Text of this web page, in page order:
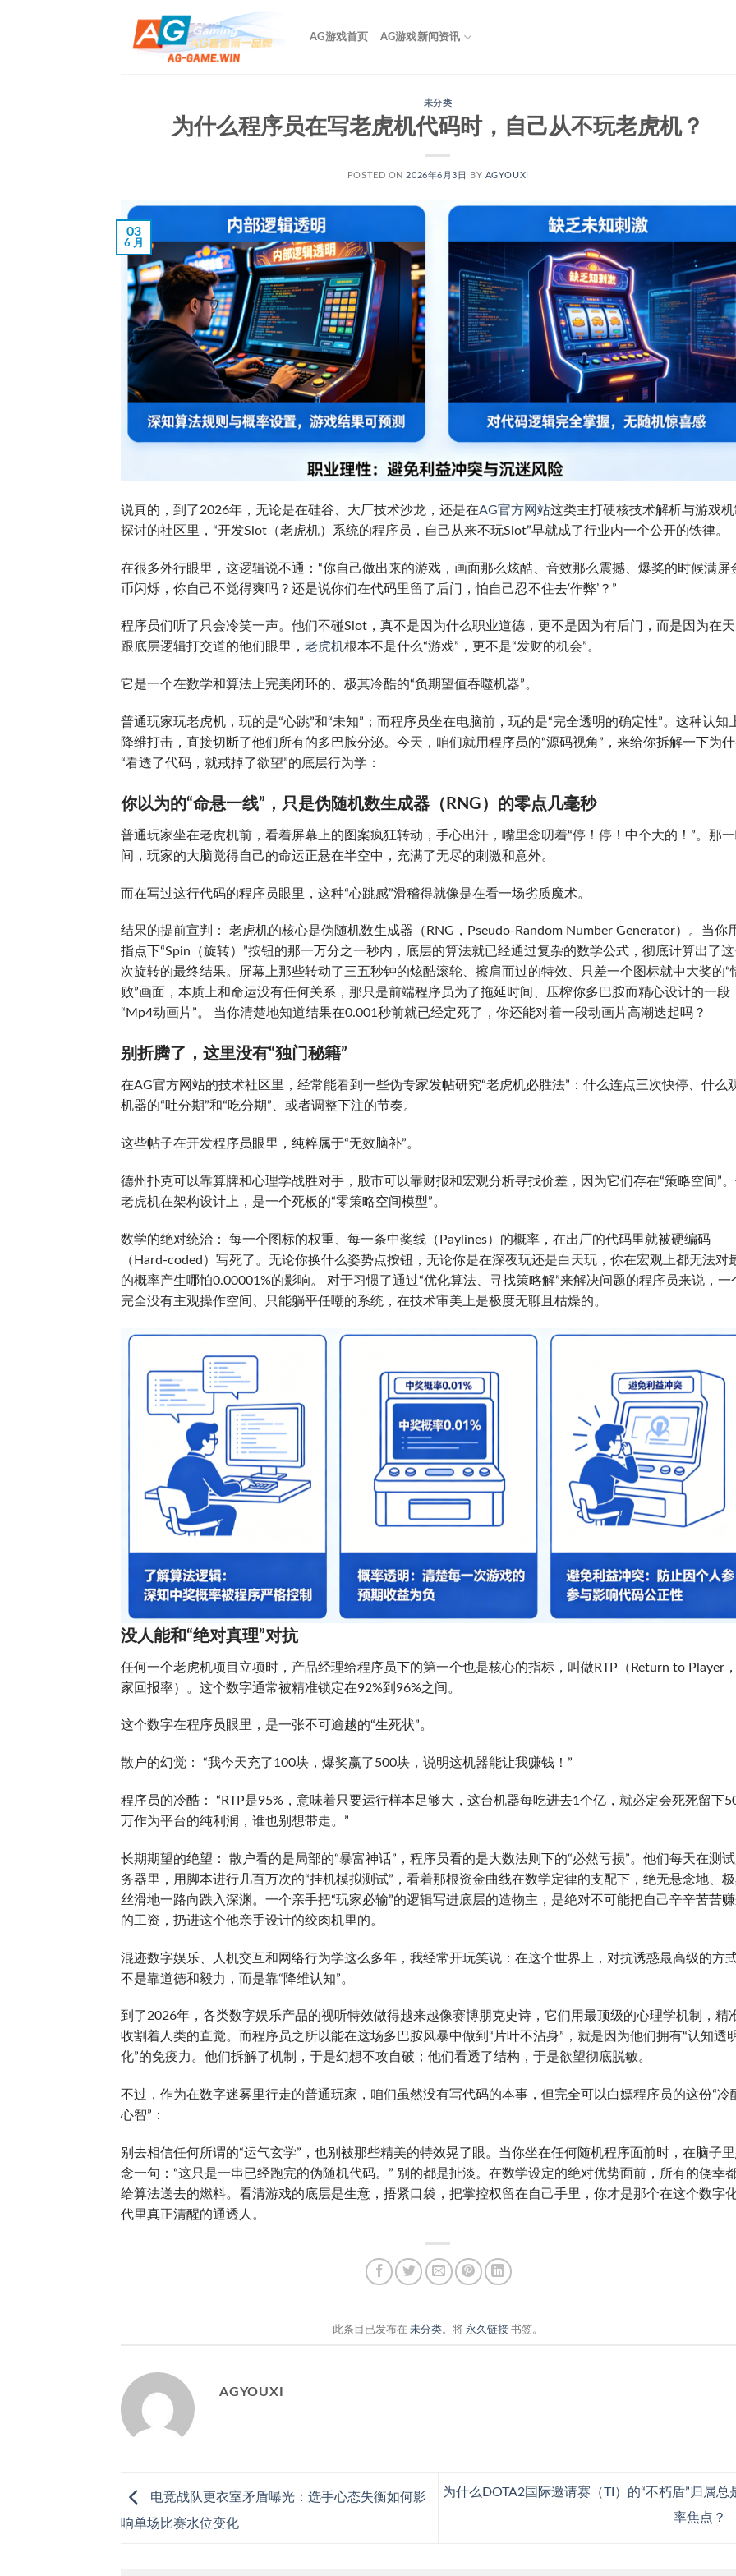
AG游戏首页 AG游戏新闻资讯
未分类
为什么程序员在写老虎机代码时，自己从不玩老虎机？
POSTED ON 2026年6月3日 BY AGYOUXI
03
6 月
说真的，到了2026年，无论是在硅谷、大厂技术沙龙，还是在AG官方网站这类主打硬核技术解析与游戏
探讨的社区里，“开发Slot（老虎机）系统的程序员，自己从来不玩Slot”早就成了行业内一个公开的铁律。
在很多外行眼里，这逻辑说不通：“你自己做出来的游戏，画面那么炫酷、音效那么震撼、爆奖的时候满屏
币闪烁，你自己不觉得爽吗？还是说你们在代码里留了后门，怕自己忍不住去‘作弊’？”
程序员们听了只会冷笑一声。他们不碰Slot，真不是因为什么职业道德，更不是因为有后门，而是因为在
跟底层逻辑打交道的他们眼里， 老虎机根本不是什么“游戏”，更不是“发财的机会”。
它是一个在数学和算法上完美闭环的、极其冷酷的“负期望值吞噬机器”。
普通玩家玩老虎机，玩的是“心跳”和“未知”；而程序员坐在电脑前，玩的是“完全透明的确定性”。这种认知
降维打击，直接切断了他们所有的多巴胺分泌。今天，咱们就用程序员的“源码视角”，来给你拆解一下为
“看透了代码，就戒掉了欲望”的底层行为学：
你以为的“命悬一线”，只是伪随机数生成器（RNG）的零点几毫秒
普通玩家坐在老虎机前，看着屏幕上的图案疯狂转动，手心出汗，嘴里念叨着“停！停！中个大的！”。那
间，玩家的大脑觉得自己的命运正悬在半空中，充满了无尽的刺激和意外。
而在写过这行代码的程序员眼里，这种“心跳感”滑稽得就像是在看一场劣质魔术。
结果的提前宣判： 老虎机的核心是伪随机数生成器（RNG，Pseudo-Random Number Generator）。当你
指点下“Spin（旋转）”按钮的那一万分之一秒内，底层的算法就已经通过复杂的数学公式，彻底计算出了
次旋转的最终结果。屏幕上那些转动了三五秒钟的炫酷滚轮、擦肩而过的特效、只差一个图标就中大奖的“
败”画面，本质上和命运没有任何关系，那只是前端程序员为了拖延时间、压榨你多巴胺而精心设计的一段
“Mp4动画片”。 当你清楚地知道结果在0.001秒前就已经定死了，你还能对着一段动画片高潮迭起吗？
别折腾了，这里没有“独门秘籍”
在AG官方网站的技术社区里，经常能看到一些伪专家发帖研究“老虎机必胜法”：什么连点三次快停、什么
机器的“吐分期”和“吃分期”、或者调整下注的节奏。
这些帖子在开发程序员眼里，纯粹属于“无效脑补”。
德州扑克可以靠算牌和心理学战胜对手，股市可以靠财报和宏观分析寻找价差，因为它们存在“策略空间”
老虎机在架构设计上，是一个死板的“零策略空间模型”。
数学的绝对统治： 每一个图标的权重、每一条中奖线（Paylines）的概率，在出厂的代码里就被硬编码
（Hard-coded）写死了。无论你换什么姿势点按钮，无论你是在深夜玩还是白天玩，你在宏观上都无法对
的概率产生哪怕0.00001%的影响。 对于习惯了通过“优化算法、寻找策略解”来解决问题的程序员来说，一
完全没有主观操作空间、只能躺平任嘲的系统，在技术审美上是极度无聊且枯燥的。
没人能和“绝对真理”对抗
任何一个老虎机项目立项时，产品经理给程序员下的第一个也是核心的指标，叫做RTP（Return to Player
家回报率）。这个数字通常被精准锁定在92%到96%之间。
这个数字在程序员眼里，是一张不可逾越的“生死状”。
散户的幻觉： “我今天充了100块，爆奖赢了500块，说明这机器能让我赚钱！”
程序员的冷酷： “RTP是95%，意味着只要运行样本足够大，这台机器每吃进去1个亿，就必定会死死留下
万作为平台的纯利润，谁也别想带走。”
长期期望的绝望： 散户看的是局部的“暴富神话”，程序员看的是大数法则下的“必然亏损”。他们每天在测
务器里，用脚本进行几百万次的“挂机模拟测试”，看着那根资金曲线在数学定律的支配下，绝无悬念地、
丝滑地一路向跌入深渊。一个亲手把“玩家必输”的逻辑写进底层的造物主，是绝对不可能把自己辛辛苦苦
的工资，扔进这个他亲手设计的绞肉机里的。
混迹数字娱乐、人机交互和网络行为学这么多年，我经常开玩笑说：在这个世界上，对抗诱惑最高级的方
不是靠道德和毅力，而是靠“降维认知”。
到了2026年，各类数字娱乐产品的视听特效做得越来越像赛博朋克史诗，它们用最顶级的心理学机制，精
收割着人类的直觉。而程序员之所以能在这场多巴胺风暴中做到“片叶不沾身”，就是因为他们拥有“认知透
化”的免疫力。他们拆解了机制，于是幻想不攻自破；他们看透了结构，于是欲望彻底脱敏。
不过，作为在数字迷雾里行走的普通玩家，咱们虽然没有写代码的本事，但完全可以白嫖程序员的这份“冷
心智”：
别去相信任何所谓的“运气玄学”，也别被那些精美的特效晃了眼。当你坐在任何随机程序面前时，在脑子
念一句：“这只是一串已经跑完的伪随机代码。” 别的都是扯淡。在数学设定的绝对优势面前，所有的侥幸
给算法送去的燃料。看清游戏的底层是生意，捂紧口袋，把掌控权留在自己手里，你才是那个在这个数字
代里真正清醒的通透人。
此条目已发布在未分类。将永久链接 书签。
AGYOUXI
电竞战队更衣室矛盾曝光：选手心态失衡如何影
响单场比赛水位变化
为什么DOTA2国际邀请赛（TI）的“不朽盾”归属总
率焦点？